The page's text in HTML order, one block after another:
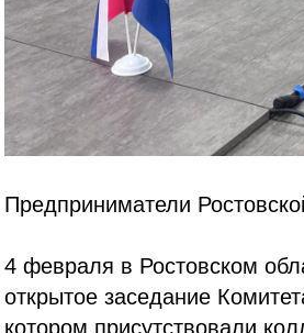
Предприниматели
4 февраля в Ростовском
открытое заседание
котором присутствовали